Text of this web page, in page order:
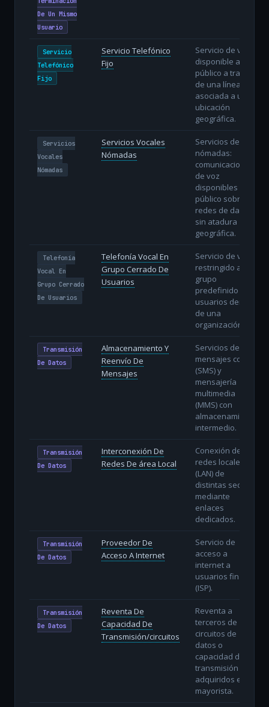
De Un Mismo
Usuario
Servicio
Telefónico
Fijo
Servicio Telefónico
Fijo
Servicio de voz
disponible al
público a través
de una línea fija
asociada a una
ubicación
geográfica.
Servicios
Vocales
Nómadas
Servicios Vocales
Nómadas
Servicios de voz
nómadas:
comunicaciones
de voz
disponibles al
público sobre
redes de datos
sin atadura
geográfica.
Telefonía
Vocal En
Grupo Cerrado
De Usuarios
Telefonía Vocal En
Grupo Cerrado De
Usuarios
Servicio de voz
restringido a un
grupo
predefinido de
usuarios dentro
de una
organización.
Transmisión
De Datos
Almacenamiento Y
Reenvío De
Mensajes
Servicios de
mensajes cortos
(SMS) y
mensajería
multimedia
(MMS) con
almacenamiento
intermedio.
Transmisión
De Datos
Interconexión De
Redes De área Local
Conexión de
redes locales
(LAN) de
distintas sedes
mediante
enlaces
dedicados.
Transmisión
De Datos
Proveedor De
Acceso A Internet
Servicio de
acceso a
internet a
usuarios finales
(ISP).
Transmisión
De Datos
Reventa De
Capacidad De
Transmisión/circuitos
Reventa a
terceros de
circuitos de
datos o
capacidad de
transmisión
adquiridos en
mayorista.